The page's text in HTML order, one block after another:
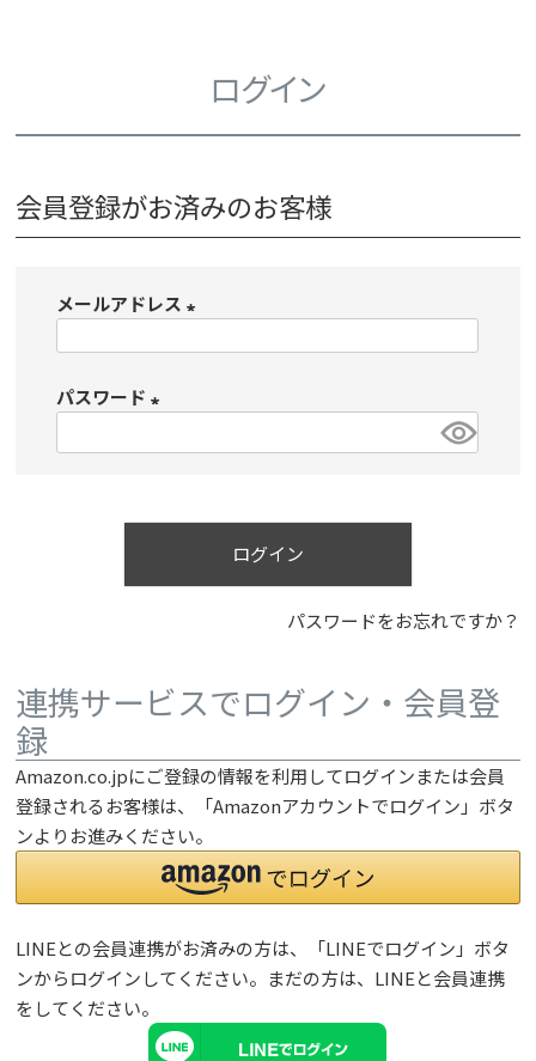
ログイン
会員登録がお済みのお客様
メールアドレス
パスワード
)
ログイン
パスワードをお忘れですか？
連携サービスでログイン・会員登
録
Amazon.co.jpにご登録の情報を利用してログインまたは会員
登録されるお客様は、「Amazonアカウントでログイン」ボタ
ンよりお進みください。
LINEとの会員連携がお済みの方は、「LINEでログイン」ボタ
ンからログインしてください。まだの方は、 LINEと会員連携
をしてください。